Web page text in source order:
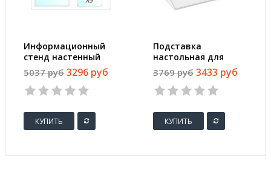
Информационный
стенд настенный
Attache Информация
А4/А5 пластиковый
белый/синий (4
5037 руб 3296 руб
КУПИТЬ
Подставка
настольная для
рекламных
материалов Attache
А4 (8 штук в
3769 руб 3433 руб
КУПИТЬ